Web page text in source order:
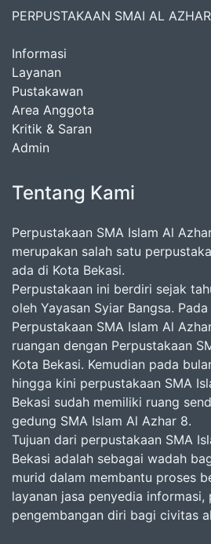
PERPUSTAKAAN SMAI AL
Informasi
Layanan
Pustakawan
Area Anggota
Kritik & Saran
Admin
Tentang Kami
Perpustakaan SMA Islam Al
merupakan salah satu
ada di Kota Bekasi.
Perpustakaan ini berdiri sejak
oleh Yayasan Syiar Bangsa.
Perpustakaan SMA Islam Al
ruangan dengan Perpustakaan
Kota Bekasi. Kemudian pada
hingga kini perpustakaan SMA
Bekasi sudah memiliki ruang
gedung SMA Islam Al Azhar 8.
Tujuan dari perpustakaan SMA
Bekasi adalah sebagai wadah
murid dalam membantu proses
layanan jasa penyedia informasi,
pengembangan diri bagi civitas